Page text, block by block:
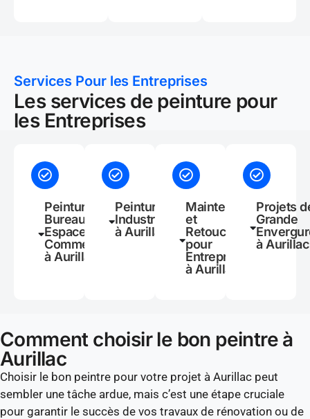
Services Pour les Entreprises
Les services de peinture pour
les Entreprises
Peinture de
Bureaux et
Espaces
Commerciaux
à Aurillac
Peinture
Industrielle
à Aurillac
Maintenance
et
Retouches
pour
Entreprises
à Aurillac
Projets
Grande
à Aurillac
Comment choisir le bon peintre à
Aurillac
Choisir le bon peintre pour votre projet à Aurillac peut
sembler une tâche ardue, mais c’est une étape cruciale
pour garantir le succès de vos travaux de rénovation ou de